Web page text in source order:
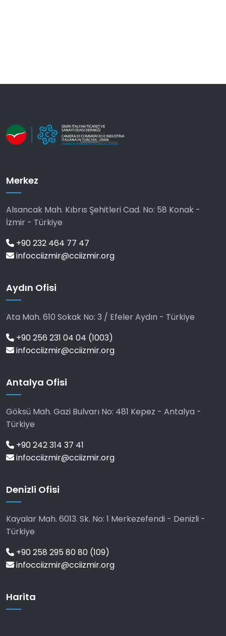
Merkez
Alsancak Mah. Kıbrıs Şehitleri Cad. No: 58 Konak -
İzmir - Türkiye
+90 232 464 77 47
infocciizmir@cciizmir.org
Aydın Ofisi
Ata Mah. 610 Sokak No: 3 / Efeler Aydın - Türkiye
+90 256 231 04 04 (1003)
infocciizmir@cciizmir.org
Antalya Ofisi
Göksü Mah. Gazi Bulvarı No: 481 Kepez - Antalya -
Türkiye
+90 242 314 37 41
infocciizmir@cciizmir.org
Denizli Ofisi
Kayalar Mah. 6013. Sk. No: 1 Merkezefendi - Denizli -
Türkiye
+90 258 295 80 80 (109)
infocciizmir@cciizmir.org
Harita